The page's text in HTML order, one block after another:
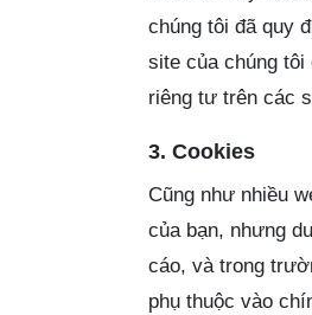
chúng tôi đã quy
site của chúng
riêng tư trên các
3. Cookies
Cũng như nhiều
của bạn, nhưng
cáo, và trong
phụ thuộc vào